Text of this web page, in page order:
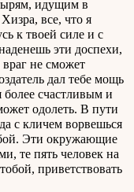
идущим в
все, что я
к твоей силе и с
эти доспехи,
не сможет
дал тебе мощь
более счастливым и
одолеть. В пути
с кличем ворвешься
Эти окружающие
те пять человек на
приветствовать